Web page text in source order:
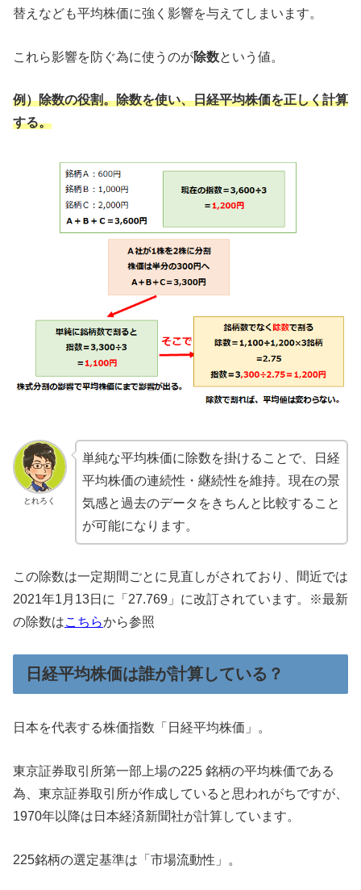
替えなども平均株価に強く影響を与えてしまいます。
これら影響を防ぐ為に使うのが除数という値。
例）除数の役割。除数を使い、日経平均株価を正しく計算
する。
とれろく
単純な平均株価に除数を掛けることで、日経
平均株価の連続性・継続性を維持。現在の景
気感と過去のデータをきちんと比較すること
が可能になります。
この除数は一定期間ごとに見直しがされており、間近では
2021年1月13日に「27.769」に改訂されています。※最新
の除数はこちらから参照
日経平均株価は誰が計算している？
日本を代表する株価指数「日経平均株価」。
東京証券取引所第一部上場の225 銘柄の平均株価である
為、東京証券取引所が作成していると思われがちですが、
1970年以降は日本経済新聞社が計算しています。
225銘柄の選定基準は「市場流動性」。